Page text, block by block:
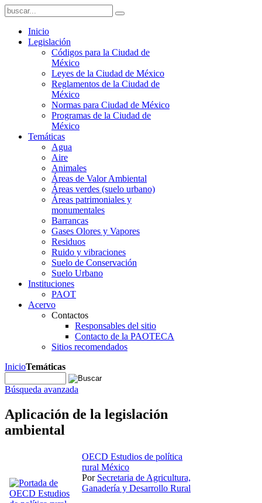
Inicio
Legislación
Códigos para la Ciudad de
México
Leyes de la Ciudad de México
Reglamentos de la Ciudad de
México
Normas para Ciudad de México
Programas de la Ciudad de
México
Temáticas
Agua
Aire
Animales
Áreas de Valor Ambiental
Áreas verdes (suelo urbano)
Áreas patrimoniales y
monumentales
Barrancas
Gases Olores y Vapores
Residuos
Ruido y vibraciones
Suelo de Conservación
Suelo Urbano
Instituciones
PAOT
Acervo
Contactos
Responsables del sitio
Contacto de la PAOTECA
Sitios recomendados
InicioTemáticas
Búsqueda avanzada
Aplicación de la legislación
ambiental
OECD Estudios de política
rural México
Por Secretaria de Agricultura,
Ganadería y Desarrollo Rural